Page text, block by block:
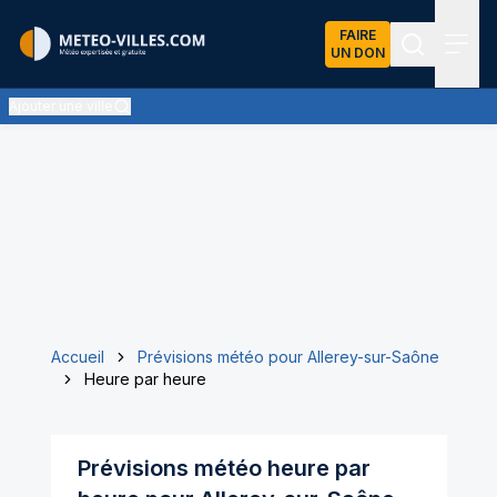
FAIRE
UN DON
Accueil
Prévisions météo pour Allerey-sur-Saône
Heure par heure
Prévisions météo heure par